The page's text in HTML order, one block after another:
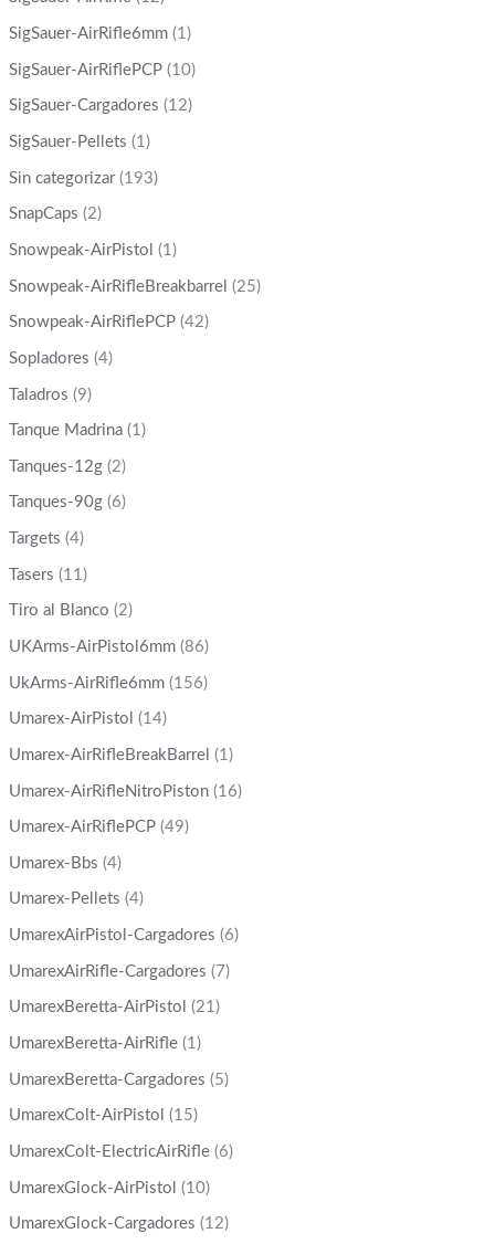
SigSauer-AirRifle6mm (1)
SigSauer-AirRiflePCP (10)
SigSauer-Cargadores (12)
SigSauer-Pellets (1)
Sin categorizar (193)
SnapCaps (2)
Snowpeak-AirPistol (1)
Snowpeak-AirRifleBreakbarrel (25)
Snowpeak-AirRiflePCP (42)
Sopladores (4)
Taladros (9)
Tanque Madrina (1)
Tanques-12g (2)
Tanques-90g (6)
Targets (4)
Tasers (11)
Tiro al Blanco (2)
UKArms-AirPistol6mm (86)
UkArms-AirRifle6mm (156)
Umarex-AirPistol (14)
Umarex-AirRifleBreakBarrel (1)
Umarex-AirRifleNitroPiston (16)
Umarex-AirRiflePCP (49)
Umarex-Bbs (4)
Umarex-Pellets (4)
UmarexAirPistol-Cargadores (6)
UmarexAirRifle-Cargadores (7)
UmarexBeretta-AirPistol (21)
UmarexBeretta-AirRifle (1)
UmarexBeretta-Cargadores (5)
UmarexColt-AirPistol (15)
UmarexColt-ElectricAirRifle (6)
UmarexGlock-AirPistol (10)
UmarexGlock-Cargadores (12)